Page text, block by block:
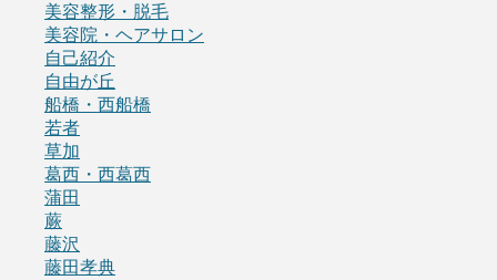
美容整形・脱毛
美容院・ヘアサロン
自己紹介
自由が丘
船橋・西船橋
若者
草加
葛西・西葛西
蒲田
蕨
藤沢
藤田孝典